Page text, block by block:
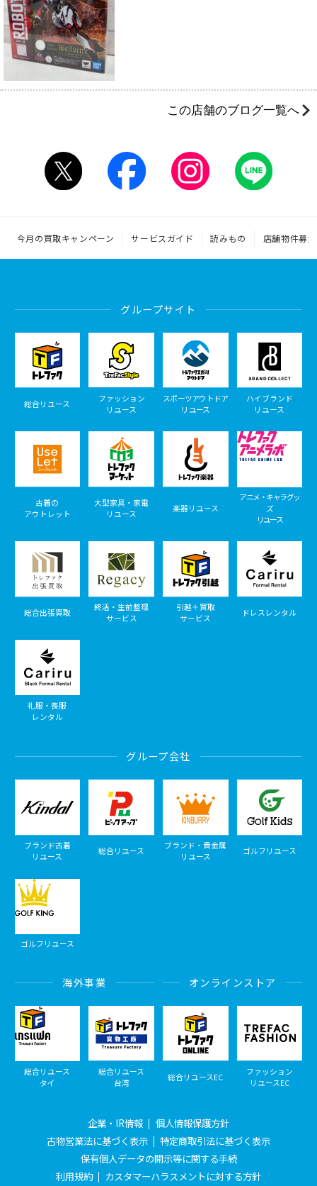
この店舗のブログ一覧へ
今月の買取キャンペーン サービスガイド 読みもの 店舗物件募集
グループサイト
総合リユース
ファッション
リユース
スポーツアウトドア
リユース
ハイブランド
リユース
古着の
アウトレット
大型家具・家電
リユース
楽器リユース
アニメ・キャラグッ
ズ
リユース
総合出張買取
終活・生前整理
サービス
引越＋買取
サービス
ドレスレンタル
礼服・喪服
レンタル
グループ会社
ブランド古着
リユース
総合リユース
ブランド・貴金属
リユース
ゴルフリユース
ゴルフリユース
海外事業
総合リユース
タイ
総合リユース
台湾
オンラインストア
総合リユースEC
ファッション
リユースEC
企業・IR情報
個人情報保護方針
古物営業法に基づく表示
特定商取引法に基づく表示
保有個人データの開示等に関する手続
利用規約
カスタマーハラスメントに対する方針